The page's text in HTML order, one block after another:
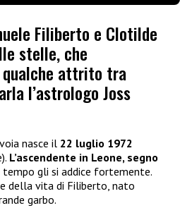
Filiberto e Clotilde
stelle, che
qualche attrito tra
l’astrologo Joss
nasce il 22 luglio 1972
L’ascendente in Leone, segno
tempo gli si addice fortemente.
della vita di Filiberto, nato
garbo.